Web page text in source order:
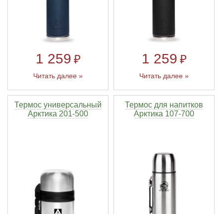
1 259 ₽
Читать далее »
1 259 ₽
Читать далее »
Термос универсальный
Арктика 201-500
Термос для напитков
Арктика 107-700